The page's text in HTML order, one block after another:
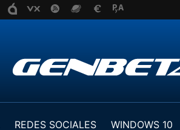
REDES SOCIALES WINDOWS 10